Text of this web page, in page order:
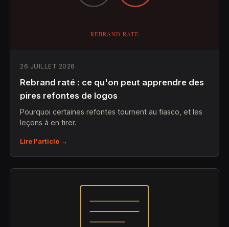
26 JUILLET 2026
Rebrand raté : ce qu'on peut apprendre des
pires refontes de logos
Pourquoi certaines refontes tournent au fiasco, et les
leçons à en tirer.
Lire l'article →